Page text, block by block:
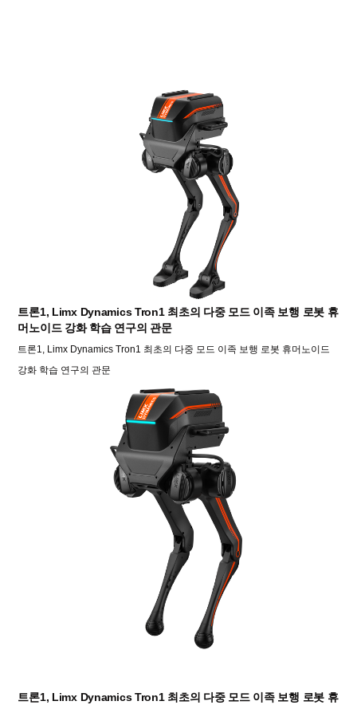
트론1, Limx Dynamics Tron1 최초의 다중 모드 이족 보행 로봇 휴
머노이드 강화 학습 연구의 관문
트론1, Limx Dynamics Tron1 최초의 다중 모드 이족 보행 로봇 휴머노이드
강화 학습 연구의 관문
트론1, Limx Dynamics Tron1 최초의 다중 모드 이족 보행 로봇 휴